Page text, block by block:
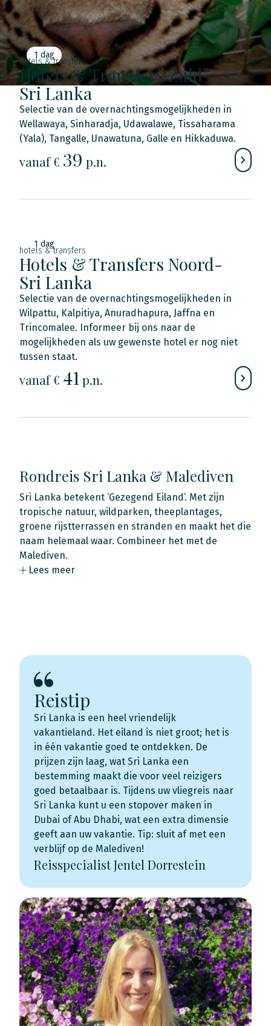
1 dag
hotels & transfers
Hotels & Transfers Zuid-
Sri Lanka
Selectie van de overnachtingsmogelijkheden in
Wellawaya, Sinharadja, Udawalawe, Tissaharama
(Yala), Tangalle, Unawatuna, Galle en Hikkaduwa.
vanaf € 39 p.n.
1 dag
hotels & transfers
Hotels & Transfers Noord-
Sri Lanka
Selectie van de overnachtingsmogelijkheden in
Wilpattu, Kalpitiya, Anuradhapura, Jaffna en
Trincomalee. Informeer bij ons naar de
mogelijkheden als uw gewenste hotel er nog niet
tussen staat.
vanaf € 41p.n.
Rondreis Sri Lanka & Malediven
Sri Lanka betekent ‘Gezegend Eiland’. Met zijn
tropische natuur, wildparken, theeplantages,
groene rijstterrassen en stranden en maakt het die
naam helemaal waar. Combineer het met de
Malediven.
Lees meer
Reistip
Sri Lanka is een heel vriendelijk
vakantieland. Het eiland is niet groot; het is
in één vakantie goed te ontdekken. De
prijzen zijn laag, wat Sri Lanka een
bestemming maakt die voor veel reizigers
goed betaalbaar is. Tijdens uw vliegreis naar
Sri Lanka kunt u een stopover maken in
Dubai of Abu Dhabi, wat een extra dimensie
geeft aan uw vakantie. Tip: sluit af met een
verblijf op de Malediven!
Reisspecialist Jentel Dorrestein